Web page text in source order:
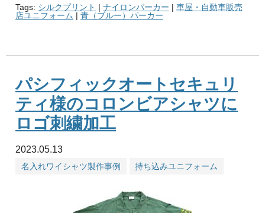
Tags: シルクプリント | ナイロンパーカー | 車屋・自動車販売
店ユニフォーム | 青（ブルー）パーカー
パシフィックオートセキュリ
ティ様のコロンビアシャツに
ロゴ刺繍加工
2023.05.13
名入れワイシャツ製作事例 持ち込みユニフォーム